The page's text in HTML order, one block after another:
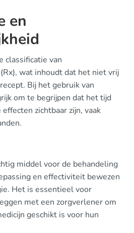
en
classificatie van
wat inhoudt dat het niet vrij
Bij het gebruik van
om te begrijpen dat het tijd
zichtbaar zijn, vaak
middel voor de behandeling
en effectiviteit bewezen
Het is essentieel voor
met een zorgverlener om
geschikt is voor hun